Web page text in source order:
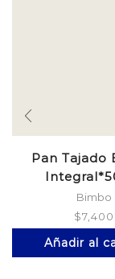
Pan Tajado
Bimbo
$7,400
Añadir al